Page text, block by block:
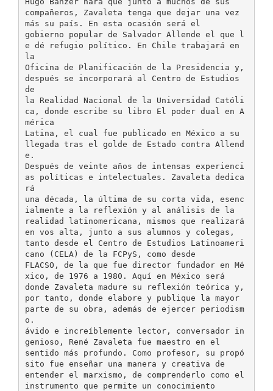
compañeros, Zavaleta tenga que dejar una vez
más su país. En esta ocasión será el
gobierno popular de Salvador Allende el que l
e dé refugio político. En Chile trabajará en
la
Oficina de Planificación de la Presidencia y,
después se incorporará al Centro de Estudios
de
la Realidad Nacional de la Universidad Católi
ca, donde escribe su libro El poder dual en A
mérica
Latina, el cual fue publicado en México a su
llegada tras el golde de Estado contra Allend
e.
Después de veinte años de intensas experienci
as políticas e intelectuales. Zavaleta dedica
rá
una década, la última de su corta vida, esenc
ialmente a la reflexión y al análisis de la
realidad latinomericana, mismos que realizará
en vos alta, junto a sus alumnos y colegas,
tanto desde el Centro de Estudios Latinoameri
cano (CELA) de la FCPyS, como desde
FLACSO, de la que fue director fundador en Mé
xico, de 1976 a 1980. Aquí en México será
donde Zavaleta madure su reflexión teórica y,
por tanto, donde elabore y publique la mayor
parte de su obra, además de ejercer periodism
o.
ávido e increíblemente lector, conversador in
genioso, René Zavaleta fue maestro en el
sentido más profundo. Como profesor, su propó
sito fue enseñar una manera y creativa de
entender el marxismo, de comprenderlo como el
instrumento que permite un conocimiento